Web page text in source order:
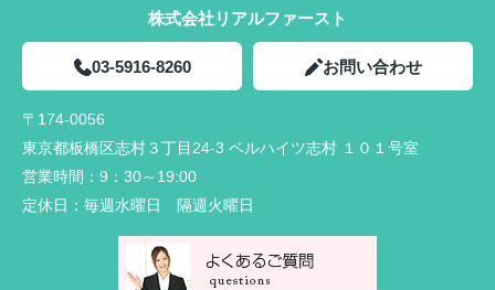
株式会社リアルファースト
03-5916-8260 お問い合わせ
〒174-0056
東京都板橋区志村３丁目24-3 ベルハイツ志村 １０１号室
営業時間： 9：30～19:00
定休日： 毎週水曜日 隔週火曜日